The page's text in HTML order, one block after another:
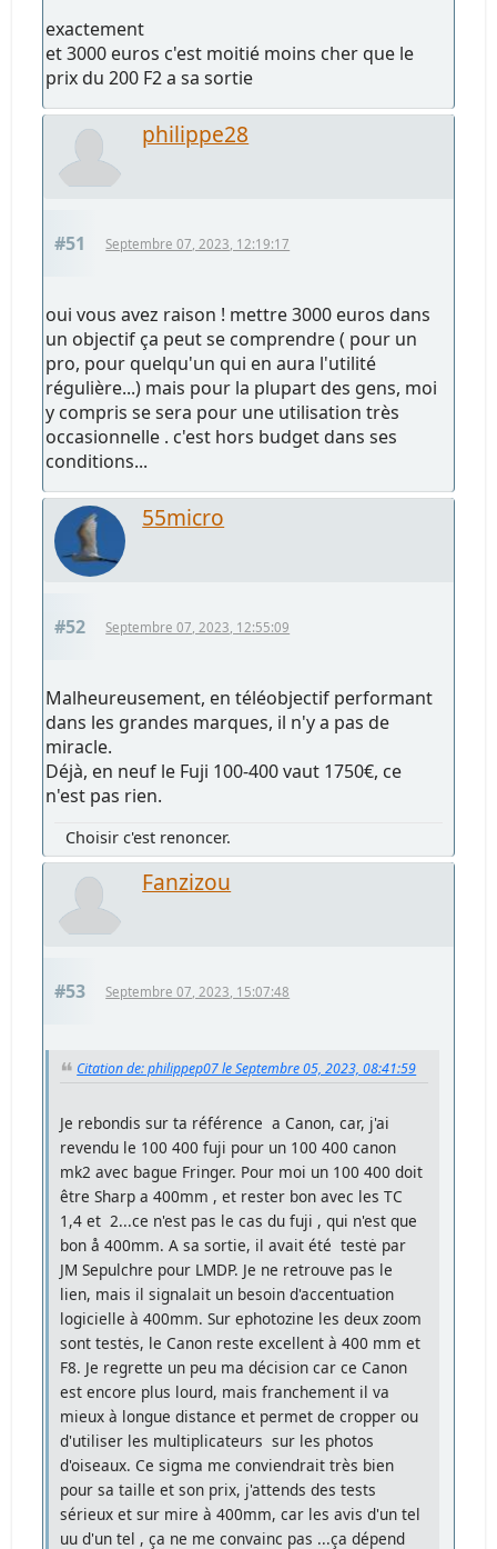
exactement
et 3000 euros c'est moitié moins cher que le
prix du 200 F2 a sa sortie
philippe28
#51 Septembre 07, 2023, 12:19:17
oui vous avez raison ! mettre 3000 euros dans
un objectif ça peut se comprendre ( pour un
pro, pour quelqu'un qui en aura l'utilité
régulière...) mais pour la plupart des gens, moi
y compris se sera pour une utilisation très
occasionnelle . c'est hors budget dans ses
conditions...
55micro
#52 Septembre 07, 2023, 12:55:09
Malheureusement, en téléobjectif performant
dans les grandes marques, il n'y a pas de
miracle.
Déjà, en neuf le Fuji 100-400 vaut 1750€, ce
n'est pas rien.
Choisir c'est renoncer.
Fanzizou
#53 Septembre 07, 2023, 15:07:48
Citation de: philippep07 le Septembre 05, 2023, 08:41:59
Je rebondis sur ta référence a Canon, car, j'ai
revendu le 100 400 fuji pour un 100 400 canon
mk2 avec bague Fringer. Pour moi un 100 400 doit
être Sharp a 400mm , et rester bon avec les TC
1,4 et 2...ce n'est pas le cas du fuji , qui n'est que
bon å 400mm. A sa sortie, il avait été testė par
JM Sepulchre pour LMDP. Je ne retrouve pas le
lien, mais il signalait un besoin d'accentuation
logicielle à 400mm. Sur ephotozine les deux zoom
sont testės, le Canon reste excellent à 400 mm et
F8. Je regrette un peu ma décision car ce Canon
est encore plus lourd, mais franchement il va
mieux à longue distance et permet de cropper ou
d'utiliser les multiplicateurs sur les photos
d'oiseaux. Ce sigma me conviendrait très bien
pour sa taille et son prix, j'attends des tests
sérieux et sur mire à 400mm, car les avis d'un tel
uu d'un tel , ça ne me convainc pas ...ça dépend